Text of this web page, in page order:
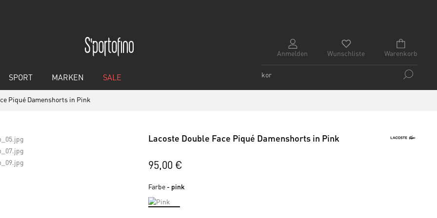
Anmelden Warenkorb
Wunschliste
SPORT MARKEN SALE
Piqué Damenshorts in Pink
Lacoste Double Face Piqué Damenshorts in Pink
95,00 €
Farbe - pink